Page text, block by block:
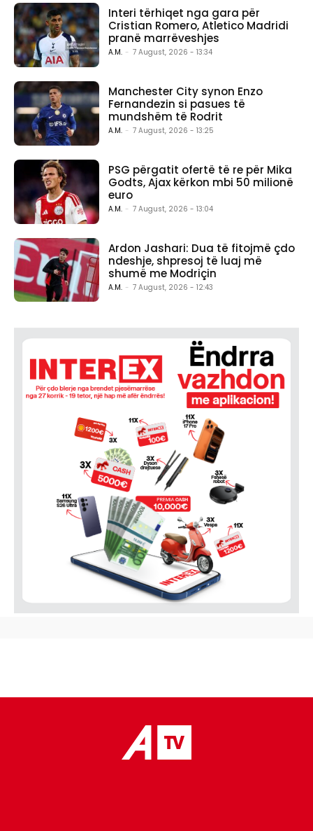
Interi tërhiqet nga gara për
Cristian Romero, Atletico Madridi
pranë marrëveshjes
A.M. - 7 August, 2026 - 13:34
Manchester City synon Enzo
Fernandezin si pasues të
mundshëm të Rodrit
A.M. - 7 August, 2026 - 13:25
PSG përgatit ofertë të re për Mika
Godts, Ajax kërkon mbi 50 milionë
euro
A.M. - 7 August, 2026 - 13:04
Ardon Jashari: Dua të fitojmë çdo
ndeshje, shpresoj të luaj më
shumë me Modriçin
A.M. - 7 August, 2026 - 12:43